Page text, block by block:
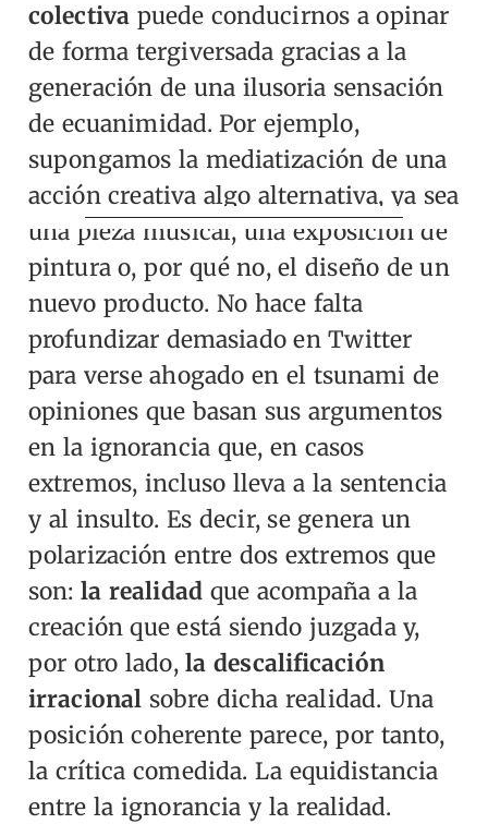
colectivapuede conducirnos a opinar
de forma tergiversada gracias a la
generación de una ilusoria sensación
de ecuanimidad. Por ejemplo,
supongamos la mediatización de una
acción creativa algo alternativa, ya sea
una pieza musical, una exposición de
pintura o, por qué no, el diseño de un
nuevo producto. No hace falta
profundizar demasiado en Twitter
para verse ahogado en el tsunami de
opiniones que basan sus argumentos
en la ignorancia que, en casos
extremos, incluso lleva a la sentencia
y al insulto. Es decir, se genera un
polarización entre dos extremos que
son:la realidadque acompaña a la
creación que está siendo juzgada y,
por otro lado,la descalificación
irracional sobre dicha realidad. Una
posición coherente parece, por tanto,
la crítica comedida. La equidistancia
entre la ignorancia y la realidad.